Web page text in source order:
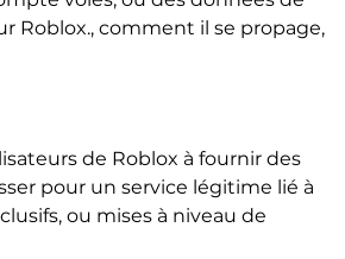
Roblox., comment il se propage,
de Roblox à fournir des
pour un service légitime lié à
ou mises à niveau de